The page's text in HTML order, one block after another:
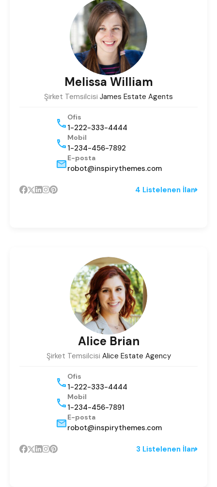
Melissa William
Şirket Temsilcisi James Estate Agents
Ofis
1-222-333-4444
Mobil
1-234-456-7892
E-posta
robot@inspirythemes.com
4 Listelenen İlan
Alice Brian
Şirket Temsilcisi Alice Estate Agency
Ofis
1-222-333-4444
Mobil
1-234-456-7891
E-posta
robot@inspirythemes.com
3 Listelenen İlan